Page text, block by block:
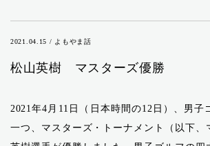
2021.04.15 / よもやま話
松山英樹 マスターズ優勝
2021年4月11日（日本時間の12日）、男子
一つ、マスターズ・トーナメント（以下、